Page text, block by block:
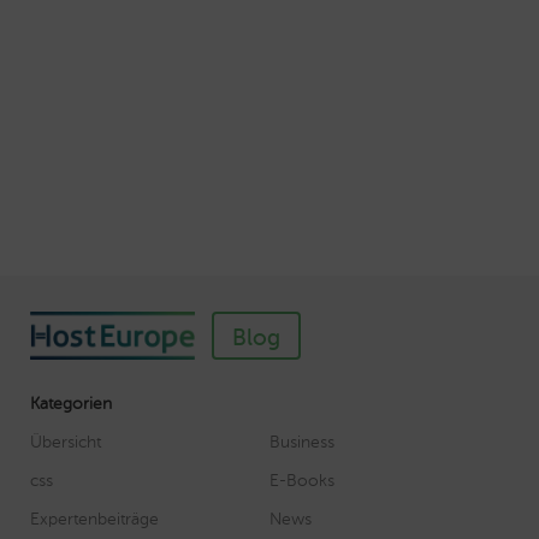
Blog
Kategorien
Übersicht
Business
css
E-Books
Expertenbeiträge
News